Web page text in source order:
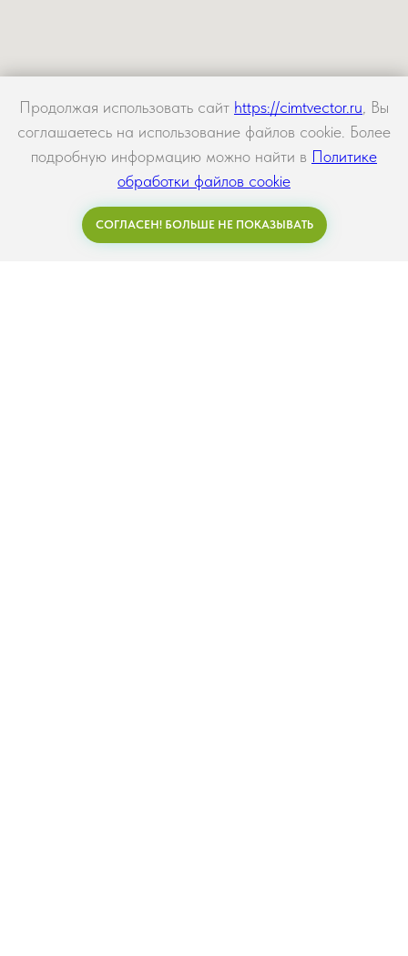
Задать вопрос
Продолжая использовать сайт https://cimtvector.ru, Вы
соглашаетесь на использование файлов cookie. Более
подробную информацию можно найти в Политике
обработки файлов cookie
СОГЛАСЕН! БОЛЬШЕ НЕ ПОКАЗЫВАТЬ